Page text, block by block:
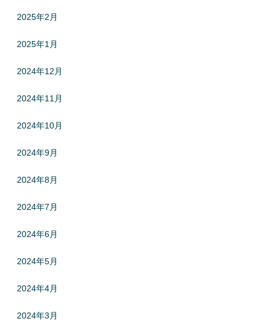
2025年2月
2025年1月
2024年12月
2024年11月
2024年10月
2024年9月
2024年8月
2024年7月
2024年6月
2024年5月
2024年4月
2024年3月